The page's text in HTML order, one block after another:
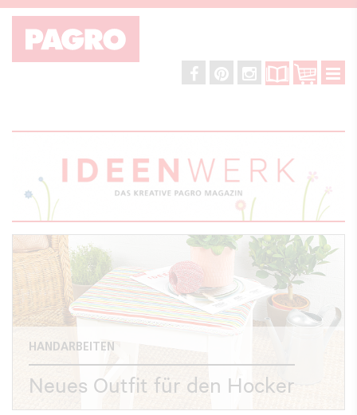
HANDARBEITEN
Neues Outfit für den Hocker